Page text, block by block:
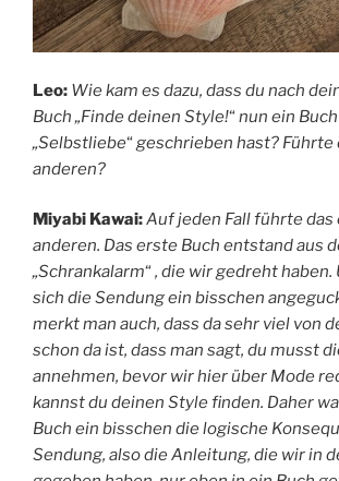
Leo: Wie kam es dazu, dass du nach
Buch „Finde deinen Style!“ nun ein
„Selbstliebe“ geschrieben hast? Führte
anderen?
Miyabi Kawai:Auf jeden Fall führte das
anderen. Das erste Buch entstand aus
„Schrankalarm“ , die wir gedreht haben.
sich die Sendung ein bisschen
merkt man auch, dass da sehr viel von
schon da ist, dass man sagt, du musst
annehmen, bevor wir hier über Mode
kannst du deinen Style finden. Daher
Buch ein bisschen die logische
Sendung, also die Anleitung, die wir in